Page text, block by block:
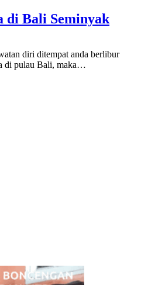
di Bali Seminyak
diri ditempat anda berlibur
di pulau Bali, maka…